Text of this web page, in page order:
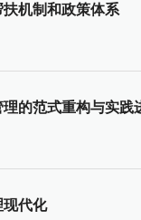
机制和政策体系
的范式重构与实践
现代化